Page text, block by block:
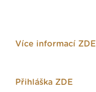
Více informací ZDE
Přihláška ZDE